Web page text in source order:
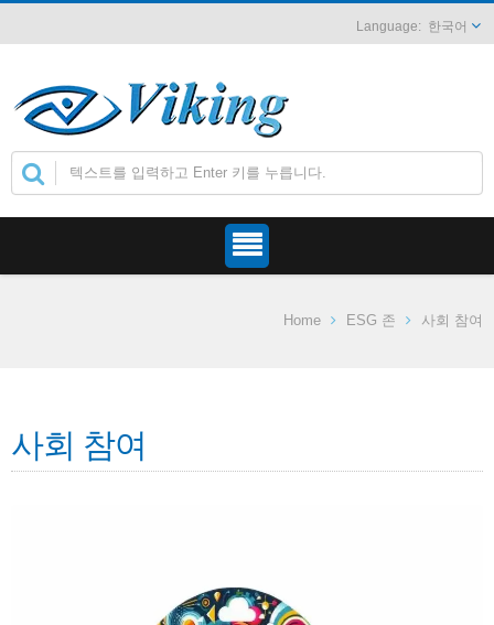
한국어
Home ESG 존 사회 참여
사회 참여